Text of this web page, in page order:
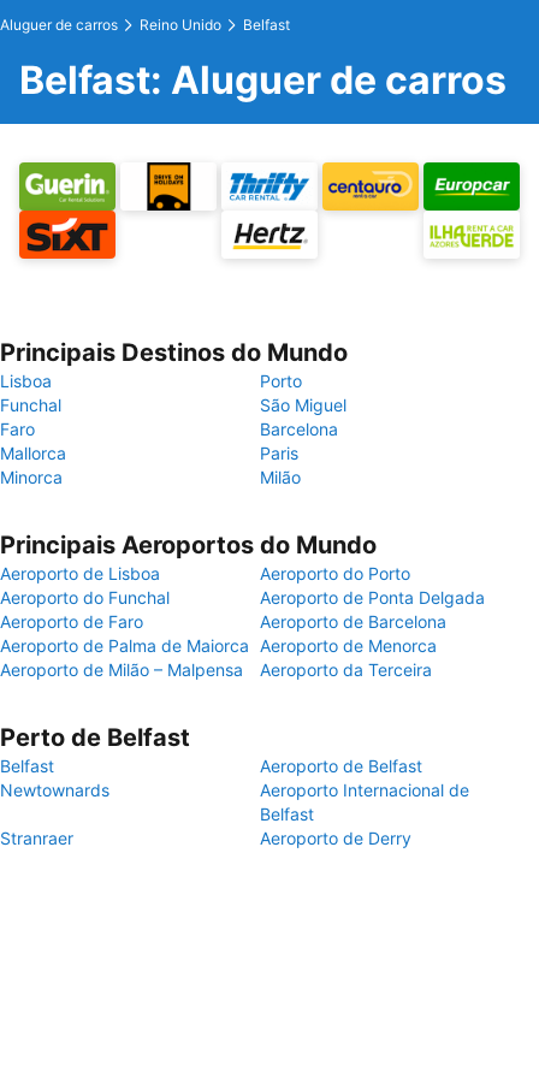
Aluguer de carros Reino Unido Belfast
Belfast: Aluguer de carros
Principais Destinos do Mundo
Lisboa
Porto
Funchal
São Miguel
Faro
Barcelona
Mallorca
Paris
Minorca
Milão
Principais Aeroportos do Mundo
Aeroporto de Lisboa
Aeroporto do Porto
Aeroporto do Funchal
Aeroporto de Ponta Delgada
Aeroporto de Faro
Aeroporto de Barcelona
Aeroporto de Palma de Maiorca Aeroporto de Menorca
Aeroporto de Milão – Malpensa
Aeroporto da Terceira
Perto de Belfast
Belfast
Aeroporto de Belfast
Newtownards
Aeroporto Internacional de
Belfast
Stranraer
Aeroporto de Derry